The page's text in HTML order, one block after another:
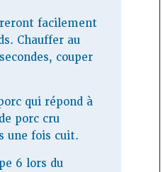
facilement
Chauffer au
couper
qui répond à
porc cru
une fois cuit.
6 lors du